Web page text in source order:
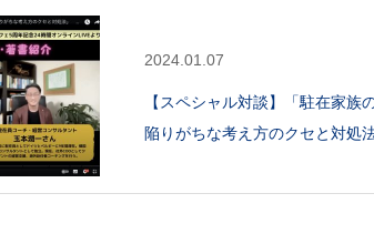
2024.01.07
【スペシャル対談】「駐在家
陥りがちな考え方のクセと対処法